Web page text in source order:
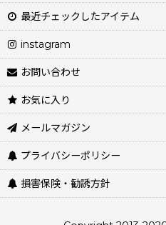
最近チェックしたアイテム
instagram
お問い合わせ
お気に入り
メールマガジン
プライバシーポリシー
損害保険・勧誘方針